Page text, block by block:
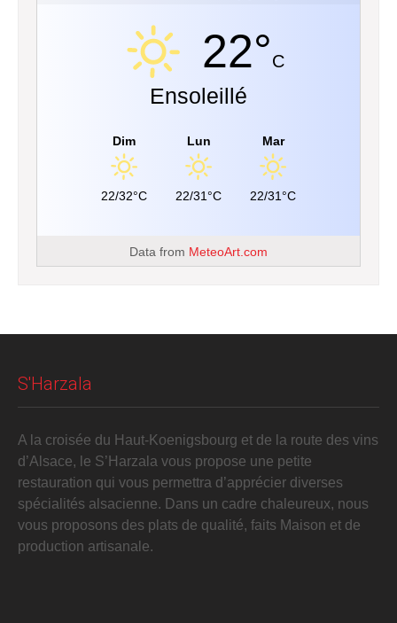
22°C
Ensoleillé
Dim
22/32°C
Lun
22/31°C
Mar
22/31°C
Data from MeteoArt.com
S'Harzala
A la croisée du Haut-Koenigsbourg et de la route des vins
d’Alsace, le S’Harzala vous propose une petite
restauration qui vous permettra d’apprécier diverses
spécialités alsacienne. Dans un cadre chaleureux, nous
vous proposons des plats de qualité, faits Maison et de
production artisanale.